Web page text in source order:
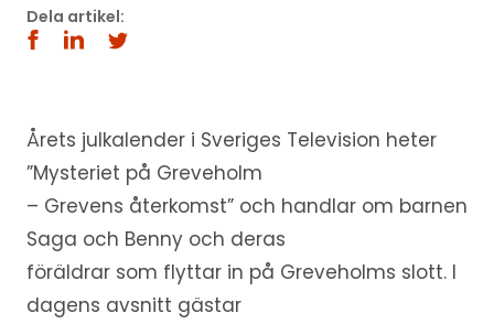
Dela artikel:
Årets julkalender i Sveriges Television heter
”Mysteriet på Greveholm
– Grevens återkomst” och handlar om barnen
Saga och Benny och deras
föräldrar som flyttar in på Greveholms slott. I
dagens avsnitt gästar